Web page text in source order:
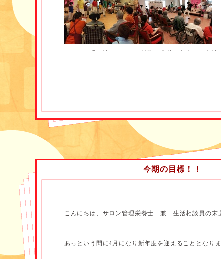
りんごの唄、憧れのハワイ航路、高校三年生など昔懐
そして最後には、「みんなアイドルになった気分で！
ＴＯＫＩＯの勇気100パーセントの振り付けを覚えて
盛りだくさんの1時間でした！
今期の目標！！
こんにちは、サロン管理栄養士 兼 生活相談員の末
あっという間に4月になり新年度を迎えることとなり